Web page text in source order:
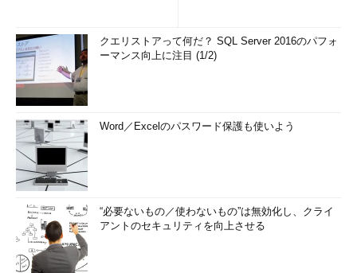
クエリストアって何だ？ SQL Server 2016のパフォ
ーマンス向上に注目 (1/2)
Word／Excelのパスワード保護も使いよう
“必要ないもの／使わないもの”は無効化し、クライ
アントのセキュリティを向上させる